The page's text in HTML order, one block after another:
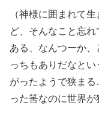
（神様に囲まれて
ど、そんなこと忘
ある、なんつーか
っちもありだなと
がったようで狭ま
った筈なのに世界が